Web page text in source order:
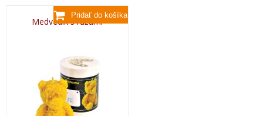
Medvedík s ružami